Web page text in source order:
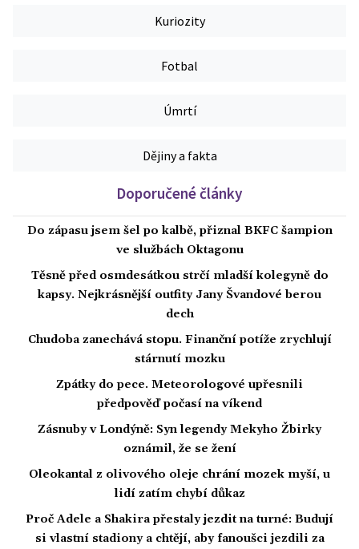
Kuriozity
Fotbal
Úmrtí
Dějiny a fakta
Doporučené články
Do zápasu jsem šel po kalbě, přiznal BKFC šampion
ve službách Oktagonu
Těsně před osmdesátkou strčí mladší kolegyně do
kapsy. Nejkrásnější outfity Jany Švandové berou
dech
Chudoba zanechává stopu. Finanční potíže zrychlují
stárnutí mozku
Zpátky do pece. Meteorologové upřesnili
předpověď počasí na víkend
Zásnuby v Londýně: Syn legendy Mekyho Žbirky
oznámil, že se žení
Oleokantal z olivového oleje chrání mozek myší, u
lidí zatím chybí důkaz
Proč Adele a Shakira přestaly jezdit na turné: Budují
si vlastní stadiony a chtějí, aby fanoušci jezdili za